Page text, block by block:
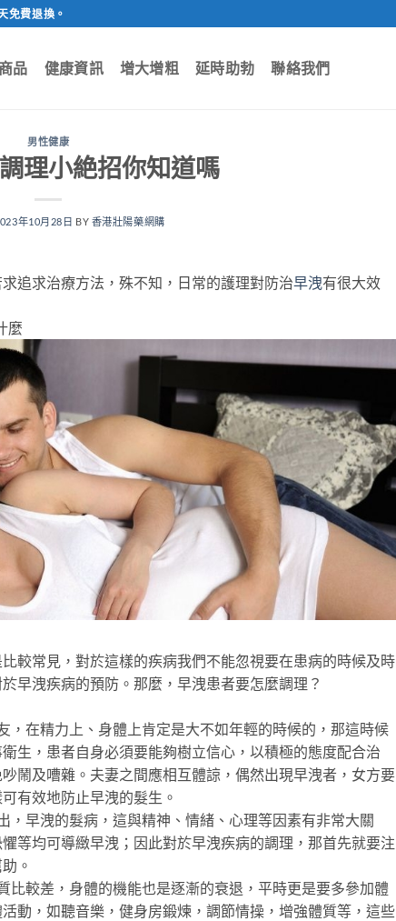
免費退換。
品 健康資訊 增大增粗 延時助勃 聯絡我們
男性健康
理小絶招你知道嗎
年10月28日 BY 香港壯陽藥網購
追求治療方法，殊不知，日常的護理對防治早洩有很大效
麼
常見，對於這樣的疾病我們不能忽視要在患病的時候及時
早洩疾病的預防。那麼，早洩患者要怎麼調理？
在精力上、身體上肯定是大不如年輕的時候的，那這時候
生，患者自身必須要能夠樹立信心，以積極的態度配合治
鬧及嘈雜。夫妻之間應相互體諒，偶然出現早洩者，女方要
有效地防止早洩的髮生。
早洩的髮病，這與精神、情緒、心理等因素有非常大關
等均可導緻早洩；因此對於早洩疾病的調理，那首先就要注
。
較差，身體的機能也是逐漸的衰退，平時更是要多參加體
動，如聽音樂，健身房鍛煉，調節情操，增強體質等，這些